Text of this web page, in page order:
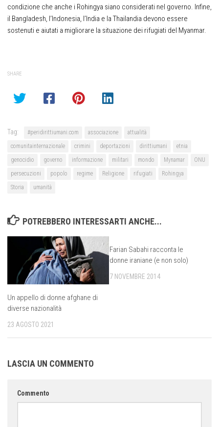
condizione che anche i Rohingya siano considerati nel governo. Infine,
il Bangladesh, l’Indonesia, l’India e la Thailandia devono essere
sostenuti e aiutati a migliorare la situazione dei rifugiati del Myanmar.
SHARE
Tag: #peridirittiumani.com associazione
attualità
comunitainternazionale
crimini deportazioni dirittiumani
etnia
genocidio
governo informazione militari mondo Mynamar
ONU
persecuzioni
popolo regime Religione rifugiati
Rohingya
Storia
umanità
POTREBBERO INTERESSARTI ANCHE...
Un appello di donne afghane di
diverse nazionalità
23 AGOSTO 2021
Farian Sabahi racconta le
donne iraniane (e non solo)
7 NOVEMBRE 2014
LASCIA UN COMMENTO
Commento